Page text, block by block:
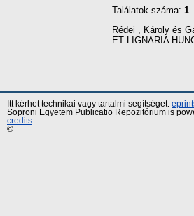
Találatok száma: 1.
Rédei , Károly és
ET LIGNARIA
Itt kérhet technikai vagy tartalmi segítséget:
Soproni Egyetem Publicatio Repozitórium is
credits
©